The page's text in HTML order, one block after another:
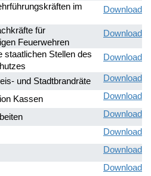
im
Download
für
Feuerwehren
Download
staatlichen Stellen des
Download
und Stadtbrandräte Download
Kassen Download
Download
Download
Download
Download